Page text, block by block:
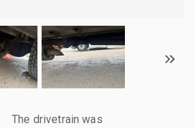
The drivetrain was